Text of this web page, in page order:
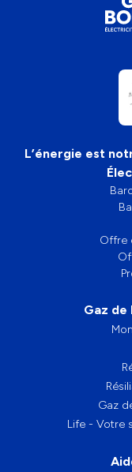
L’énergie est
Offre
Gaz de
Gaz
Life - Votre